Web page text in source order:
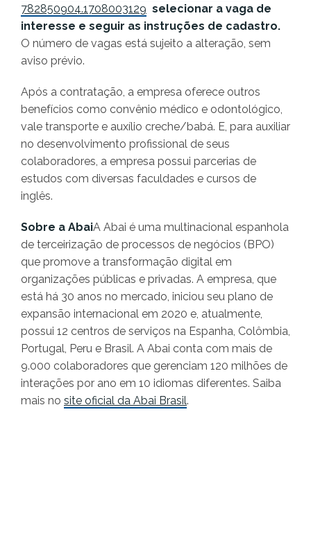
782850904.1708003129 selecionar a vaga de
interesse e seguir as instruções de cadastro.
O número de vagas está sujeito a alteração, sem
aviso prévio.
Após a contratação, a empresa oferece outros
benefícios como convênio médico e odontológico,
vale transporte e auxílio creche/babá. E, para auxiliar
no desenvolvimento profissional de seus
colaboradores, a empresa possui parcerias de
estudos com diversas faculdades e cursos de
inglês.
Sobre a AbaiA Abai é uma multinacional espanhola
de terceirização de processos de negócios (BPO)
que promove a transformação digital em
organizações públicas e privadas. A empresa, que
está há 30 anos no mercado, iniciou seu plano de
expansão internacional em 2020 e, atualmente,
possui 12 centros de serviços na Espanha, Colômbia,
Portugal, Peru e Brasil. A Abai conta com mais de
9.000 colaboradores que gerenciam 120 milhões de
interações por ano em 10 idiomas diferentes. Saiba
mais no site oficial da Abai Brasil.